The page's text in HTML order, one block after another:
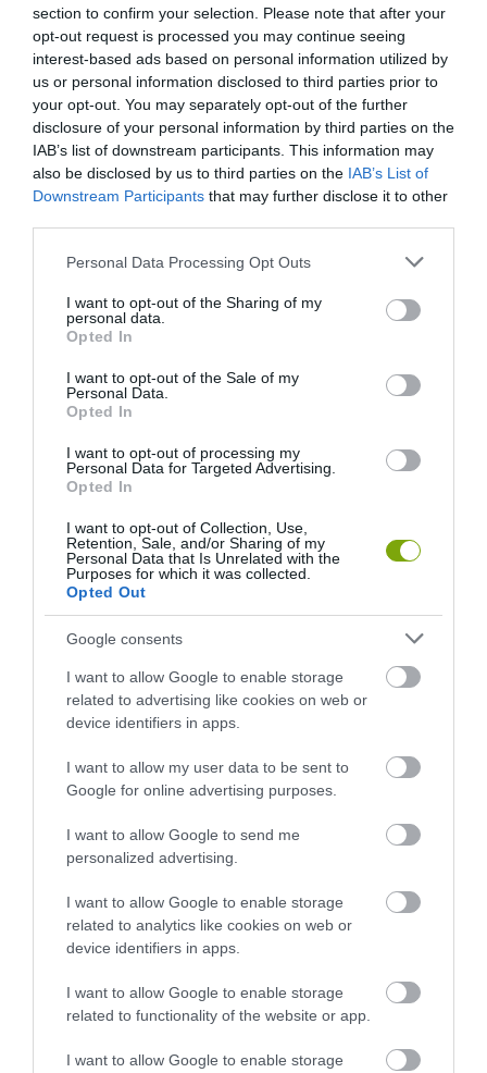
section to confirm your selection. Please note that after your
opt-out request is processed you may continue seeing
interest-based ads based on personal information utilized by
us or personal information disclosed to third parties prior to
your opt-out. You may separately opt-out of the further
disclosure of your personal information by third parties on the
IAB’s list of downstream participants. This information may
also be disclosed by us to third parties on the IAB’s List of
Downstream Participants that may further disclose it to other
Please note that this website/app uses one or more Google
not limited to your visit or usage behaviour. You may click to
grant or deny consent to Google and its third-party tags to
use your data for below specified purposes in below Google
consent section.
Personal Data Processing Opt Outs
I want to opt-out of the Sharing of my
personal data.
Opted In
I want to opt-out of the Sale of my
Personal Data.
Opted In
I want to opt-out of processing my
Personal Data for Targeted Advertising.
Opted In
I want to opt-out of Collection, Use,
Retention, Sale, and/or Sharing of my
Personal Data that Is Unrelated with the
Purposes for which it was collected.
Opted Out
Google consents
I want to allow Google to enable storage
related to advertising like cookies on web or
device identifiers in apps.
I want to allow my user data to be sent to
Google for online advertising purposes.
I want to allow Google to send me
personalized advertising.
I want to allow Google to enable storage
related to analytics like cookies on web or
device identifiers in apps.
I want to allow Google to enable storage
related to functionality of the website or app.
I want to allow Google to enable storage
KÖVETKEZŐ CIKK
LOMBOK KÖZÖTT TEKERHETÜNK A BELGA ERDŐBEN
HASONLÓ ÉRDEKESSÉGEK
A KOALA EVOLÚCIÓS MÚLTJA
SOKKAL DRÁMAIBB, MINT A
EUKALIPTUSZRÁGCSÁLÁS
SUGALLJA
2026-08-07
A KORALLZÁTONY NEM CSAK
SZÍNES HALAKBÓL ÁLL: MOST
LAKÓJÁT MUTATTA MEG
2026-08-06
KIRÁNDULÁS PANNONHALMA
SZŐLŐ ÉS KOMLÓ
TALÁLKOZÁSA
2026-08-04
FEDŐ, ÉS MI TÖRTÉNIK
ALATTA A TERMÉSZETTEL?